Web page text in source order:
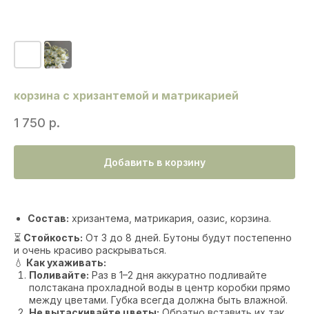
корзина с хризантемой и матрикарией
1 750 р.
Добавить в корзину
Состав: хризантема, матрикария, оазис, корзина.
⏳ Стойкость: От 3 до 8 дней. Бутоны будут постепенно
и очень красиво раскрываться.
💧 Как ухаживать:
Поливайте: Раз в 1–2 дня аккуратно подливайте
полстакана прохладной воды в центр коробки прямо
между цветами. Губка всегда должна быть влажной.